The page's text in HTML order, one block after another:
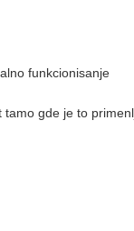
funkcionisanje
tamo gde je to